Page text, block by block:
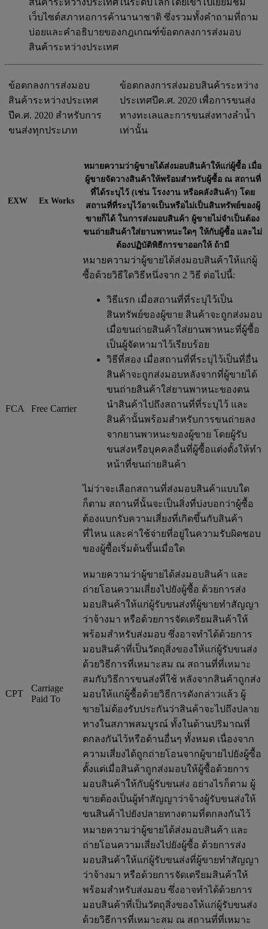
สินค้าระหว่างประเทศในระดับโลกโดยเข้าไปเยี่ยมชม
เว็บไซต์สภาหอการค้านานาชาติ ซึ่งรวมทั้งคำถามที่ถาม
บ่อยและคำอธิบายของกฎเกณฑ์ข้อตกลงการส่งมอบ
สินค้าระหว่างประเทศ
ข้อตกลงการส่งมอบ
สินค้าระหว่างประเทศ
ปีค.ศ. 2020 สำหรับการ
ขนส่งทุกประเภท
ข้อตกลงการส่งมอบสินค้าระหว่าง
ประเทศปีค.ศ. 2020 เพื่อการขนส่ง
ทางทะเลและการขนส่งทางลำน้ำ
เท่านั้น
EXW Ex Works
หมายความว่าผู้ขายได้ส่งมอบสินค้าให้แก่ผู้ซื้อ เมื่อ
ผู้ขายจัดวางสินค้าให้พร้อมสำหรับผู้ซื้อ ณ สถานที่
ที่ได้ระบุไว้ (เช่น โรงงาน หรือคลังสินค้า) โดย
สถานที่ที่ระบุไว้อาจเป็นหรือไม่เป็นสินทรัพย์ของผู้
ขายก็ได้ ในการส่งมอบสินค้า ผู้ขายไม่จำเป็นต้อง
ขนถ่ายสินค้าใส่ยานพาหนะใดๆ ให้กับผู้ซื้อ และไม่
ต้องปฏิบัติพิธีการขาออกให้ ถ้ามี
FCA Free Carrier
หมายความว่าผู้ขายได้ส่งมอบสินค้าให้แก่ผู้
ซื้อด้วยวิธีใดวิธีหนึ่งจาก 2 วิธี ต่อไปนี้:
วิธีแรก เมื่อสถานที่ที่ระบุไว้เป็น
สินทรัพย์ของผู้ขาย สินค้าจะถูกส่งมอบ
เมื่อขนถ่ายสินค้าใส่ยานพาหนะที่ผู้ซื้อ
เป็นผู้จัดหามาไว้เรียบร้อย
วิธีที่สอง เมื่อสถานที่ที่ระบุไว้เป็นที่อื่น
สินค้าจะถูกส่งมอบหลังจากที่ผู้ขายได้
ขนถ่ายสินค้าใส่ยานพาหนะของตน
นำสินค้าไปถึงสถานที่ที่ระบุไว้ และ
สินค้านั้นพร้อมสำหรับการขนถ่ายลง
จากยานพาหนะของผู้ขาย โดยผู้รับ
ขนส่งหรือบุคคลอื่นที่ผู้ซื้อแต่งตั้งให้ทำ
หน้าที่ขนถ่ายสินค้า
ไม่ว่าจะเลือกสถานที่ส่งมอบสินค้าแบบใด
ก็ตาม สถานที่นั้นจะเป็นสิ่งที่บ่งบอกว่าผู้ซื้อ
ต้องแบกรับความเสี่ยงที่เกิดขึ้นกับสินค้า
ที่ไหน และค่าใช้จ่ายที่อยู่ในความรับผิดชอบ
ของผู้ซื้อเริ่มต้นขึ้นเมื่อใด
CPT
Carriage
Paid To
หมายความว่าผู้ขายได้ส่งมอบสินค้า และ
ถ่ายโอนความเสี่ยงไปยังผู้ซื้อ ด้วยการส่ง
มอบสินค้าให้แก่ผู้รับขนส่งที่ผู้ขายทำสัญญา
ว่าจ้างมา หรือด้วยการจัดเตรียมสินค้าให้
พร้อมสำหรับส่งมอบ ซึ่งอาจทำได้ด้วยการ
มอบสินค้าที่เป็นวัตถุสิ่งของให้แก่ผู้รับขนส่ง
ด้วยวิธีการที่เหมาะสม ณ สถานที่ที่เหมาะ
สมกับวิธีการขนส่งที่ใช้ หลังจากสินค้าถูกส่ง
มอบให้แก่ผู้ซื้อด้วยวิธีการดังกล่าวแล้ว ผู้
ขายไม่ต้องรับประกันว่าสินค้าจะไปถึงปลาย
ทางในสภาพสมบูรณ์ ทั้งในด้านปริมาณที่
ตกลงกันไว้หรือด้านอื่นๆ ทั้งหมด เนื่องจาก
ความเสี่ยงได้ถูกถ่ายโอนจากผู้ขายไปยังผู้ซื้อ
ตั้งแต่เมื่อสินค้าถูกส่งมอบให้ผู้ซื้อด้วยการ
มอบสินค้าให้กับผู้รับขนส่ง อย่างไรก็ตาม ผู้
ขายต้องเป็นผู้ทำสัญญาว่าจ้างผู้รับขนส่งให้
ขนสินค้าไปยังปลายทางตามที่ตกลงกันไว้
หมายความว่าผู้ขายได้ส่งมอบสินค้า และ
ถ่ายโอนความเสี่ยงไปยังผู้ซื้อ ด้วยการส่ง
มอบสินค้าให้แก่ผู้รับขนส่งที่ผู้ขายทำสัญญา
ว่าจ้างมา หรือด้วยการจัดเตรียมสินค้าให้
พร้อมสำหรับส่งมอบ ซึ่งอาจทำได้ด้วยการ
มอบสินค้าที่เป็นวัตถุสิ่งของให้แก่ผู้รับขนส่ง
ด้วยวิธีการที่เหมาะสม ณ สถานที่ที่เหมาะ